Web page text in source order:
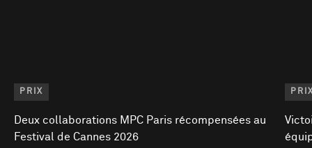
PRIX
Deux collaborations MPC Paris récompensées au
Festival de Cannes 2026